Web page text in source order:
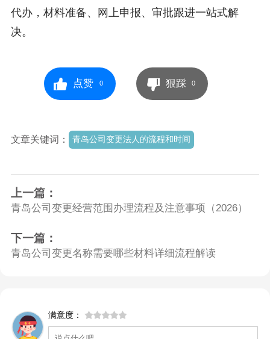
代办，材料准备、网上申报、审批跟进一站式解
决。
点赞 0 狠踩 0
文章关键词： 青岛公司变更法人的流程和时间
上一篇：
青岛公司变更经营范围办理流程及注意事项（2026）
下一篇：
青岛公司变更名称需要哪些材料详细流程解读
满意度：